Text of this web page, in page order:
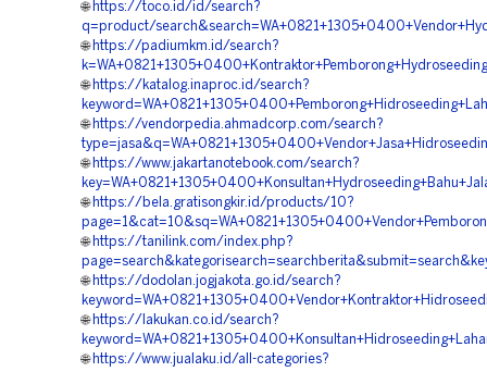
🌐 https://toco.id/id/search?
q=product/
🌐 https://padiumkm.id/search?
🌐 https://katalog.inaproc.id/search?
🌐 https://vendorpedia.ahmadcorp.com/search?
🌐 https://www.jakartanotebook.com/search?
🌐 https://bela.gratisongkir.id/products/10?
🌐 https://tanilink.com/index.php?
🌐 https://dodolan.jogjakota.go.id/search?
🌐 https://lakukan.co.id/search?
🌐 https://www.jualaku.id/all-categories?